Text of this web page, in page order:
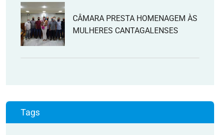
CÂMARA PRESTA HOMENAGEM ÀS
MULHERES CANTAGALENSES
Tags